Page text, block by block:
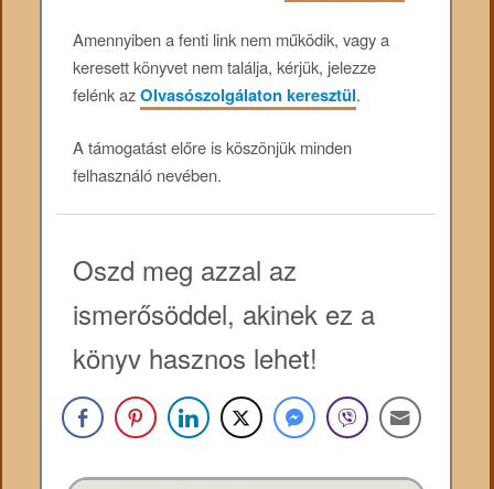
Amennyiben a fenti link nem működik, vagy a
keresett könyvet nem találja, kérjük, jelezze
felénk azOlvasószolgálaton keresztül.
A támogatást előre is köszönjük minden
felhasználó nevében.
Oszd meg azzal az
ismerősöddel, akinek ez a
könyv hasznos lehet!